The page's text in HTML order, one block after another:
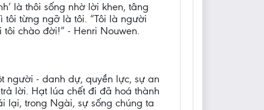
là thôi sống nhờ lời khen, tâng
từng ngỡ là tôi. “Tôi là người
chào đời!” - Henri Nouwen.
người - danh dự, quyền lực, sự an
lời. Hạt lúa chết đi đã hoá thành
lại, trong Ngài, sự sống chúng ta